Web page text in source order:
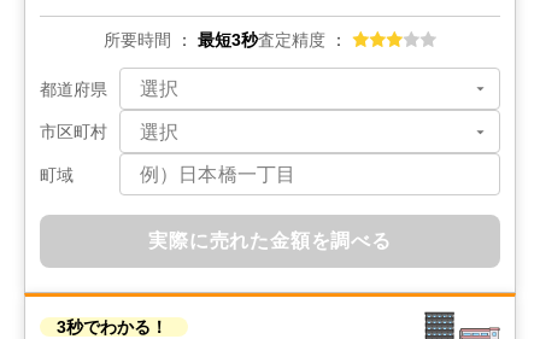
所要時間 最短3秒査定精度
都道府県
市区町村
町域
実際に売れた金額を調べる
3秒でわかる！